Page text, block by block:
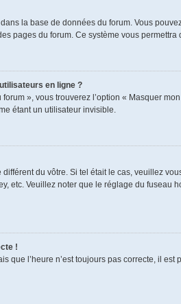
la base de données du forum. Vous
pages du forum. Ce système vous
en ligne ?
», vous trouverez l’option « Masquer
étant un utilisateur invisible.
du vôtre. Si tel était le cas, veuillez
etc. Veuillez noter que le réglage du fuseau
!
que l’heure n’est toujours pas correcte, il